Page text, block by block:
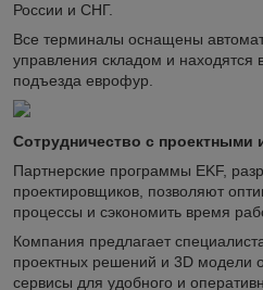
России и СНГ.
Все терминалы оснащены
управления складом и находятся
подъезда еврофур.
Сотрудничество с проектными
Партнерские программы EKF,
проектировщиков, позволяют
процессы и сэкономить время
Компания предлагает
проектных решений и 3D модели
сервисы для удобного и